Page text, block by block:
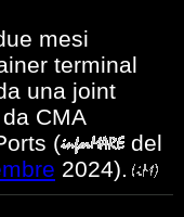
mesi
terminal
una joint
CMA
(
del
2024).